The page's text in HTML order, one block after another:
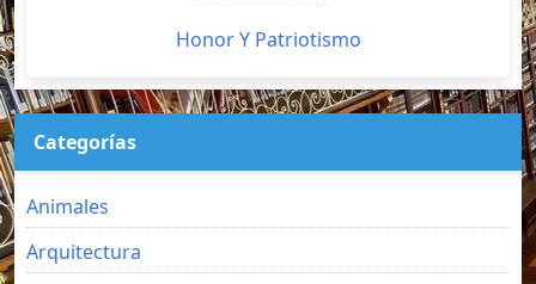
Honor Y Patriotismo
Categorías
Animales
Arquitectura